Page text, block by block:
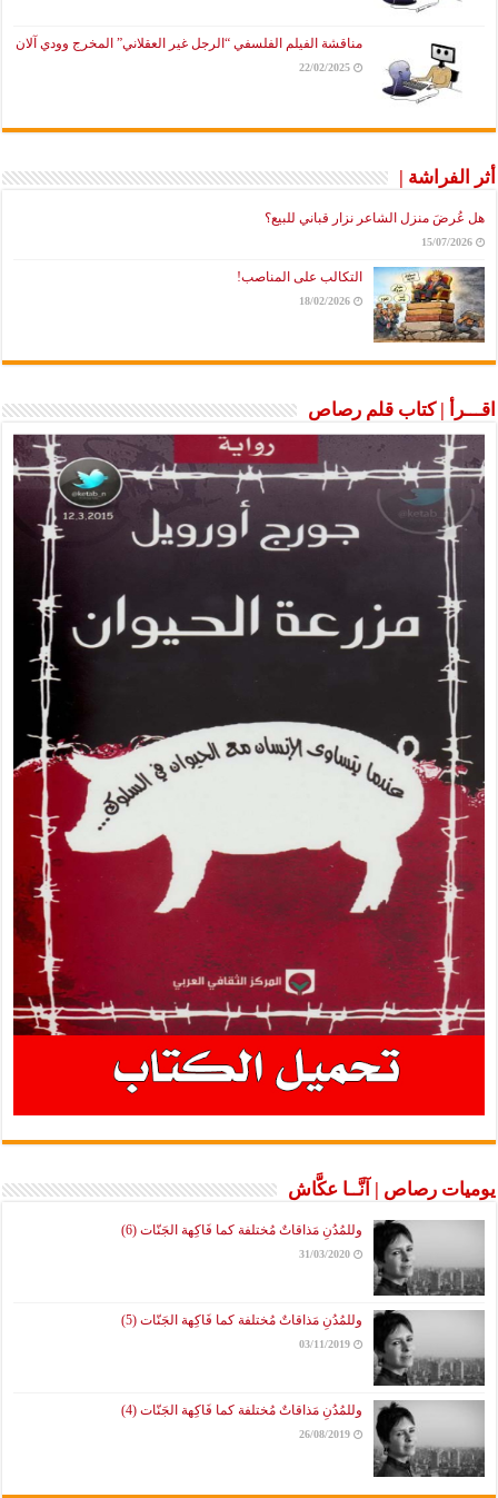
مناقشة الفيلم الفلسفي “الرجل غير العقلاني” المخرج وودي آلان
22/02/2025
أثر الفراشة |
هل عُرضَ منزل الشاعر نزار قباني للبيع؟
15/07/2026
التكالب على المناصب!
18/02/2026
اقـــرأ | كتاب قلم رصاص
يوميات رصاص | آنَّــا عكَّاش
وللمُدُنِ مَذاقاتٌ مُختلفة كما فَاكِهة الجَنّات (6)
31/03/2020
وللمُدُنِ مَذاقاتٌ مُختلفة كما فَاكِهة الجَنّات (5)
03/11/2019
وللمُدُنِ مَذاقاتٌ مُختلفة كما فَاكِهة الجَنّات (4)
26/08/2019